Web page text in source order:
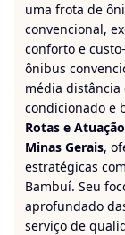
uma frota de
convencional,
conforto e
ônibus
média distância
condicionado e
Rotas e Atuação
Minas Gerais,
estratégicas
Bambuí. Seu
aprofundado
serviço de